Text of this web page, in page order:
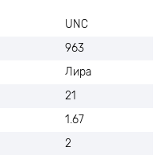
UNC
963
Лира
21
1.67
2